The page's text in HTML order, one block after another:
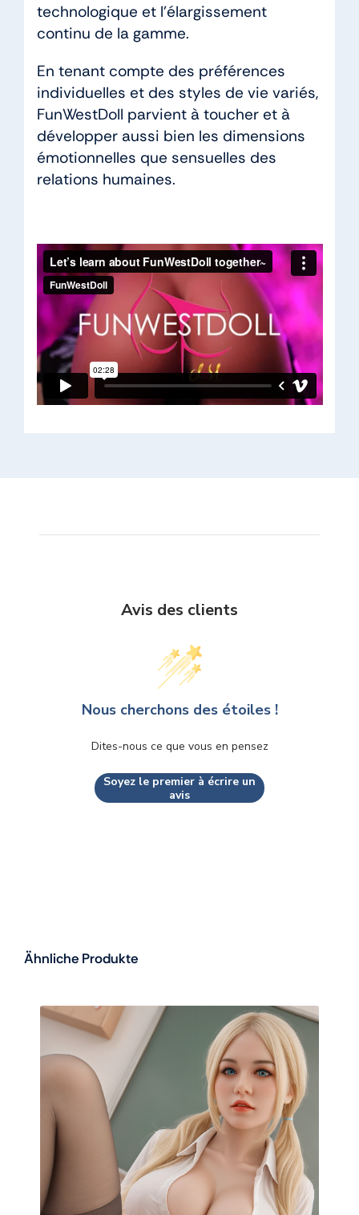
technologique et l’élargissement
continu de la gamme.
En tenant compte des préférences
individuelles et des styles de vie variés,
FunWestDoll parvient à toucher et à
développer aussi bien les dimensions
émotionnelles que sensuelles des
relations humaines.
Avis des clients
Nous cherchons des étoiles !
Dites-nous ce que vous en pensez
Soyez le premier à écrire un
avis
Ähnliche Produkte